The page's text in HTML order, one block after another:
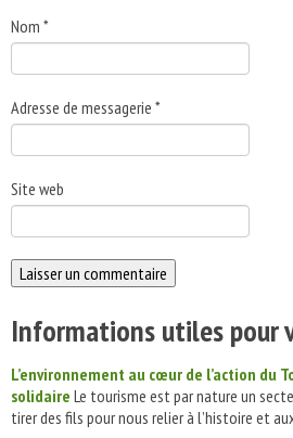
Nom *
Adresse de messagerie *
Site web
Informations utiles pour
L’environnement au cœur de l’action du
solidaire Le tourisme est par nature un
tirer des fils pour nous relier à l’histoire et